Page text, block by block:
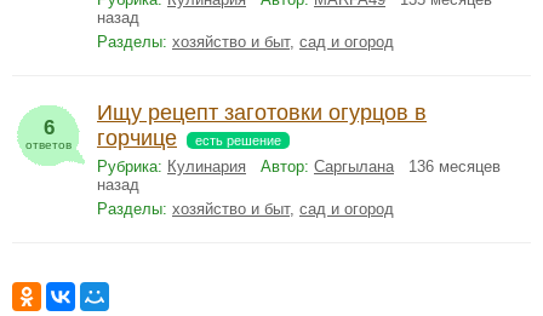
назад
Разделы: хозяйство и быт, сад и огород
6
ответов
Ищу рецепт заготовки огурцов в
горчице
есть решение
Рубрика: Кулинария Автор: Саргылана136 месяцев
назад
Разделы: хозяйство и быт, сад и огород